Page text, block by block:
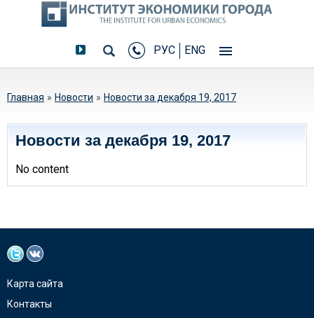
РУС ENG
Вы здесь
Главная » Новости » Новости за декабря 19, 2017
Новости за декабря 19, 2017
No content
Карта сайта
Контакты